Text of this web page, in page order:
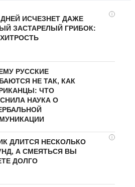
i
ДНЕЙ ИСЧЕЗНЕТ ДАЖЕ
ЗАСТАРЕЛЫЙ ГРИБОК:
РУССКИЕ
НЕ ТАК, КАК
ЧТО
НАУКА О
i
ДЛИТСЯ НЕСКОЛЬКО
А СМЕЯТЬСЯ ВЫ
ДОЛГО